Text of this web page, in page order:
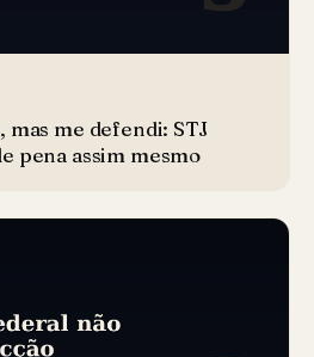
mas me defendi: STJ
pena assim mesmo